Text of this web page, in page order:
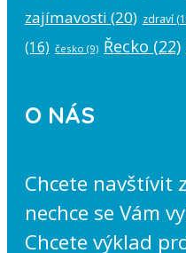
zajímavosti (20) zdraví
(16) česko (9) Řecko (22)
O NÁS
Chcete navštívit
nechce se Vám
Chcete výklad